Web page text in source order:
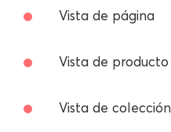
Vista de página
Vista de producto
Vista de colección